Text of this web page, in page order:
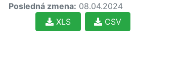
Posledná zmena: 08.04.2024
CSV
XLS